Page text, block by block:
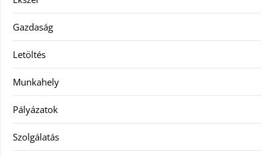
Gazdaság
Letöltés
Munkahely
Pályázatok
Szolgálatás